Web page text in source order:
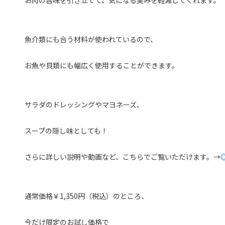
魚介類にも合う材料が使われているので、
お魚や貝類にも幅広く使用することができます。
サラダのドレッシングやマヨネーズ、
スープの隠し味としても！
さらに詳しい説明や動画など、こちらでご覧いただけます。→
通常価格￥1,350円（税込）のところ、
今だけ限定のお試し価格で